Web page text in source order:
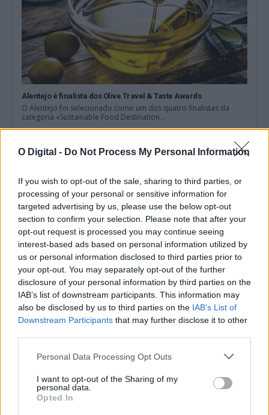
O Digital - Do Not Process My Personal Information
If you wish to opt-out of the sale, sharing to third parties, or
processing of your personal or sensitive information for
targeted advertising by us, please use the below opt-out
section to confirm your selection. Please note that after your
opt-out request is processed you may continue seeing
interest-based ads based on personal information utilized by
us or personal information disclosed to third parties prior to
your opt-out. You may separately opt-out of the further
disclosure of your personal information by third parties on the
IAB’s list of downstream participants. This information may
also be disclosed by us to third parties on the IAB’s List of
Downstream Participants that may further disclose it to other
Personal Data Processing Opt Outs
I want to opt-out of the Sharing of my
personal data.
Opted In
Alentejo é finalista dos Olive Travel & Taste Awards
O Alentejo foi selecionado como um dos quatro finalistas da
categoria «Sustainable Food Destination...
5 Agosto, 2026 - 17:30
Mau tempo: Praia fluvial do Alamal com cerca de 325 mil euros
do Programa Crescer com o Turismo
A Câmara de Gavião vai receber cerca de 325 mil euros do
Programa Crescer...